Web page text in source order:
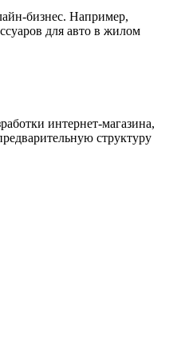
бизнес. Например,
для авто в жилом
интернет-магазина,
структуру